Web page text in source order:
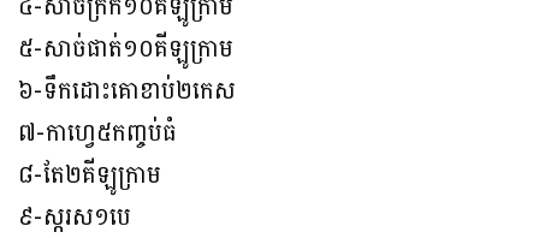
៥-សាច់ផាត់១០គីឡូក្រាម
៦-ទឹកដោះគោខាប់២កេស
៧-កាហ្វេ៥កញ្ចប់ធំ
៨-តែ២គីឡូក្រាម
៩-ស្ករស១បេ